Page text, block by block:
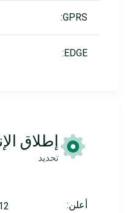
GPRS:
EDGE:
إطلاق
تحديد
أعلن: